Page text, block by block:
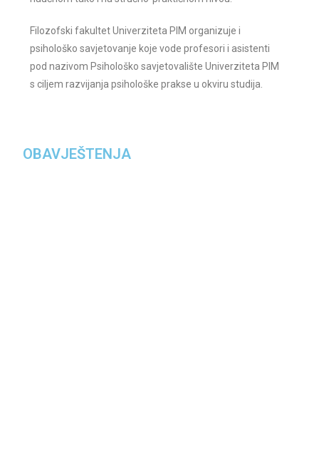
Filozofski fakultet Univerziteta PIM organizuje i
psihološko savjetovanje koje vode profesori i asistenti
pod nazivom Psihološko savjetovalište Univerziteta PIM
s ciljem razvijanja psihološke prakse u okviru studija
OBAVJEŠTENJA